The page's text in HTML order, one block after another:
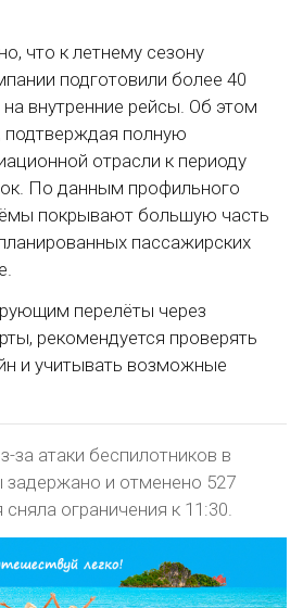
что к летнему сезону
подготовили более 40
внутренние рейсы. Об этом
полную
отрасли к периоду
По данным профильного
покрывают большую часть
пассажирских
перелёты через
рекомендуется проверять
и учитывать возможные
за атаки беспилотников в
и отменено 527
ограничения к 11:30.